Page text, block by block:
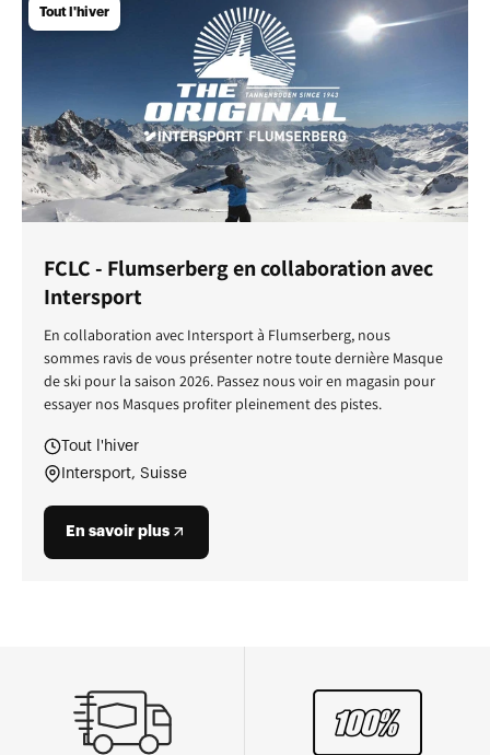
Tout l'hiver
FCLC - Flumserberg en collaboration avec
Intersport
En collaboration avec Intersport à Flumserberg, nous
sommes ravis de vous présenter notre toute dernière Masque
de ski pour la saison 2026. Passez nous voir en magasin pour
essayer nos Masques profiter pleinement des pistes.
Tout l'hiver
Intersport, Suisse
En savoir plus